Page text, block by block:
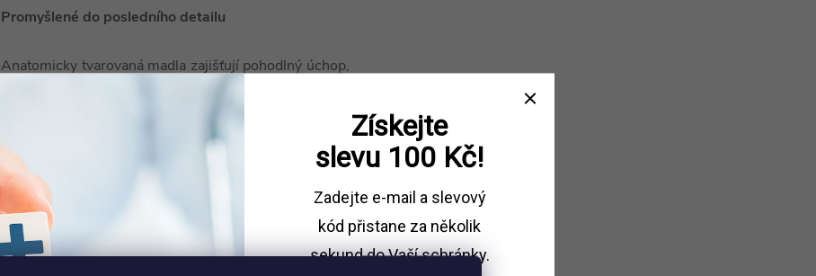
Promyšlené do posledního detailu
Anatomicky tvarovaná madla zajišťují pohodlný úchop,
pro osobní předměty nebo drobnosti, což přidává na
praktičnosti tohoto všestranného chodítka.
Kromě brzd se o bezpečnost starají také reflexní prvky.
Získejte
slevu 100 Kč!
Zadejte e-mail a slevový
kód přistane za několik
sekund do Vaší schránky.